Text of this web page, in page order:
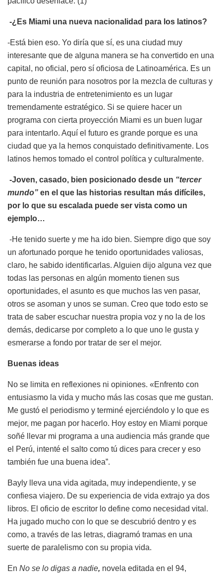
-¿Es Miami una nueva nacionalidad para los latinos?
-Está bien eso. Yo diría que sí, es una ciudad muy
interesante que de alguna manera se ha convertido en una
capital, no oficial, pero sí oficiosa de Latinoamérica. Es un
punto de reunión para nosotros por la mezcla de culturas y
para la industria de entretenimiento es un lugar
tremendamente estratégico. Si se quiere hacer un
programa con cierta proyección Miami es un buen lugar
para intentarlo. Aquí el futuro es grande porque es una
ciudad que ya la hemos conquistado definitivamente. Los
latinos hemos tomado el control política y culturalmente.
-Joven, casado, bien posicionado desde un “tercer
mundo” en el que las historias resultan más difíciles,
por lo que su escalada puede ser vista como un
ejemplo…
-He tenido suerte y me ha ido bien. Siempre digo que soy
un afortunado porque he tenido oportunidades valiosas,
claro, he sabido identificarlas. Alguien dijo alguna vez que
todas las personas en algún momento tienen sus
oportunidades, el asunto es que muchos las ven pasar,
otros se asoman y unos se suman. Creo que todo esto se
trata de saber escuchar nuestra propia voz y no la de los
demás, dedicarse por completo a lo que uno le gusta y
esmerarse a fondo por tratar de ser el mejor.
Buenas ideas
No se limita en reflexiones ni opiniones. «Enfrento con
entusiasmo la vida y mucho más las cosas que me gustan.
Me gustó el periodismo y terminé ejerciéndolo y lo que es
mejor, me pagan por hacerlo. Hoy estoy en Miami porque
soñé llevar mi programa a una audiencia más grande que
el Perú, intenté el salto como tú dices para crecer y eso
también fue una buena idea”.
Bayly lleva una vida agitada, muy independiente, y se
confiesa viajero. De su experiencia de vida extrajo ya dos
libros. El oficio de escritor lo define como necesidad vital.
Ha jugado mucho con lo que se descubrió dentro y es
como, a través de las letras, diagramó tramas en una
suerte de paralelismo con su propia vida.
En No se lo digas a nadie, novela editada en el 94,